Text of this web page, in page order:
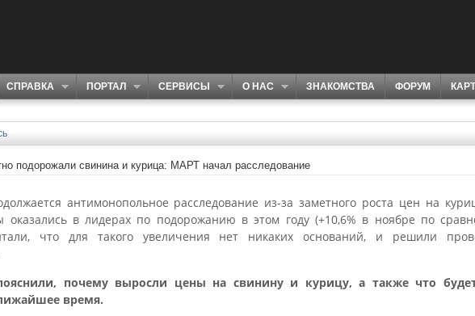
СПРАВКА ПОРТАЛ СЕРВИСЫ О НАС ЗНАКОМСТВА ФОРУМ
подорожали свинина и курица: МАРТ начал расследование
антимонопольное расследование из-за заметного роста цен на
оказались в лидерах по подорожанию в этом году (+10,6% в ноябре по
что для такого увеличения нет никаких оснований, и решили
почему выросли цены на свинину и курицу, а также что
время.